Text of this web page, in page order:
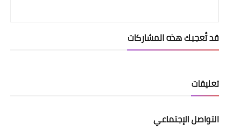
قد تُعجبك هذه المشاركات
تعليقات
التواصل الإجتماعي